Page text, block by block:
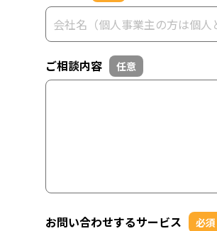
ご相談内容 任意
お問い合わせするサービス 必須